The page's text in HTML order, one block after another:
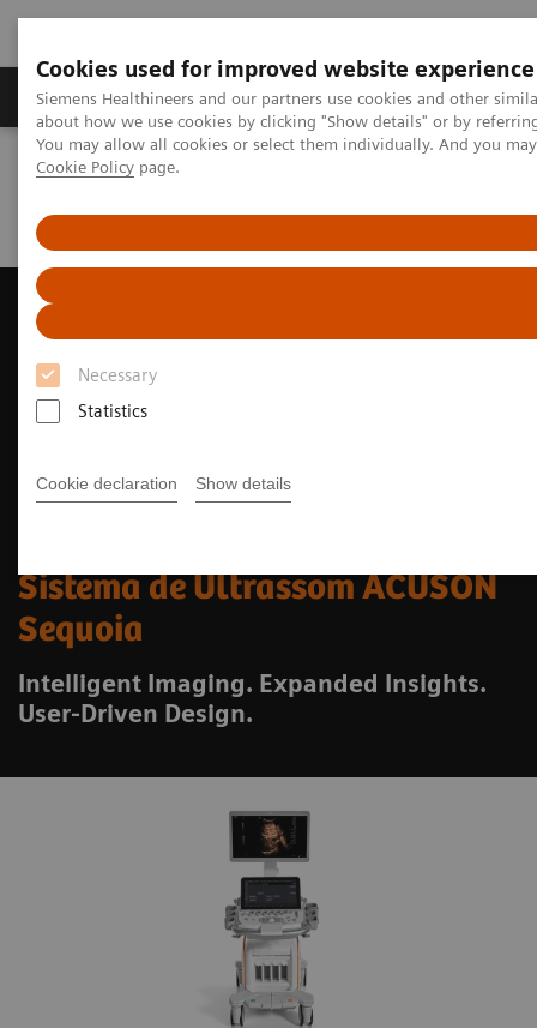
Cookies used for improved website experience
Siemens Healthineers and our partners use cookies and other
about how we use cookies by clicking "Show details" or by
You may allow all cookies or select them individually. And you
Cookie Policy page.
Necessary
Statistics
Cookie declaration Show details
Produtos e serviços Especialidades Clínicas e
Siemens Healthineers Brasil
Sistema de Ultrassom ACUSON Sequoia
Sistema de Ultrassom ACUSON
Sequoia
Intelligent Imaging. Expanded Insights.
User-Driven Design.